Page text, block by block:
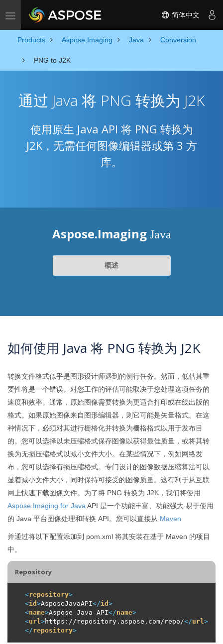
Toggle navigation 简体中文
Products Aspose.Imaging Java Conversion
PNG to J2K
通过 Java 将 PNG 转换为 J2K
使用原生 Java API 将 PNG 转换为
J2K，无需任何图像编辑器或第 3 方
库。
Aspose.Imaging Java
概述
如何使用 Java 将 PNG 转换为 J2K
转换文件格式似乎是图形设计师遇到的例行任务。然而，低估其重
要性将是一个错误。对您工作的评估可能取决于您处理这项任务的
速度和效率。通常，原始图像需要转换为更适合打印或在线出版的
格式。如果原始图像来自图形编辑器，则它可能是矢量格式。在这
种情况下，必须对其进行栅格化并转换为栅格格式以用于发布目
的。您可以选择以未压缩格式保存图像以获得最佳质量，或将其转
换为无损压缩格式以减小文件大小。在某些情况下，例如网络发
布，您可以选择有损压缩格式。专门设计的图像数据压缩算法可以
显着减小文件大小，同时保持可接受的图像质量。这有利于从互联
网上快速下载图像文件。为了将 PNG 转换为 J2K，我们将使用
Aspose.Imaging for Java API 是一个功能丰富、功能强大 易于使用
的 Java 平台图像处理和转换 API。您可以直接从 Maven
并通过将以下配置添加到 pom.xml 将其安装在基于 Maven 的项目
中。
Repository
<repository>
<id >AsposeJavaAPI</id >
<name>Aspose Java API</name>
<url >https://repository.aspose.com/repo/</url >
</repository>